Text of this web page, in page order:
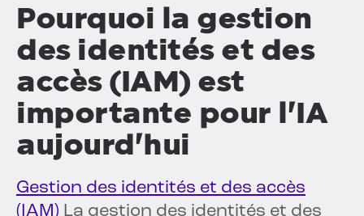
Pourquoi la gestion
des identités et des
accès (IAM) est
importante pour l'IA
aujourd'hui
Gestion des identités et des accès
(IAM) La gestion des identités et des